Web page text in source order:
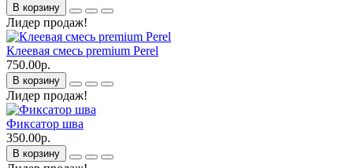
В корзину
Лидер продаж!
Клеевая смесь premium Perel
750.00р.
В корзину
Лидер продаж!
Фиксатор шва
350.00р.
В корзину